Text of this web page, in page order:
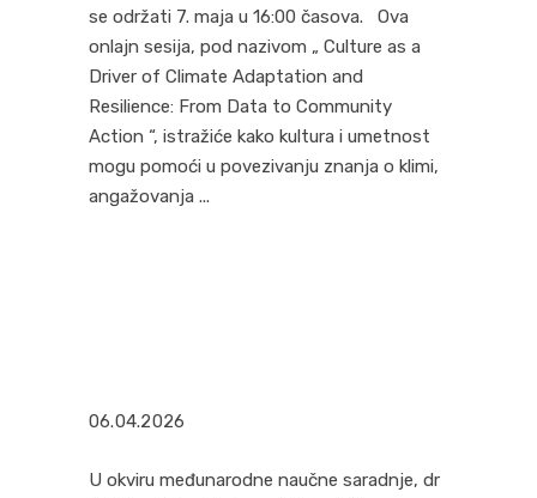
se održati 7. maja u 16:00 časova. Ova
onlajn sesija, pod nazivom „ Culture as a
Driver of Climate Adaptation and
Resilience: From Data to Community
Action “, istražiće kako kultura i umetnost
mogu pomoći u povezivanju znanja o klimi,
angažovanja
06.04.2026
U okviru međunarodne naučne saradnje, dr